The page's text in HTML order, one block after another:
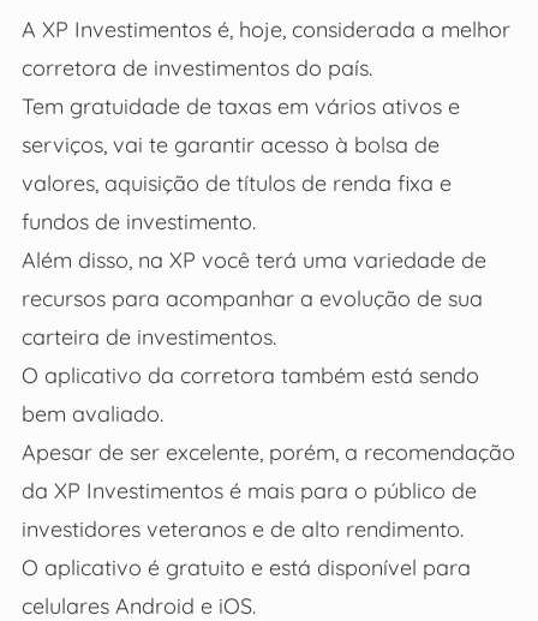
A XP Investimentos é, hoje, considerada a melhor
corretora de investimentos do país.
Tem gratuidade de taxas em vários ativos e
serviços, vai te garantir acesso à bolsa de
valores, aquisição de títulos de renda fixa e
fundos de investimento.
Além disso, na XP você terá uma variedade de
recursos para acompanhar a evolução de sua
carteira de investimentos.
O aplicativo da corretora também está sendo
bem avaliado.
Apesar de ser excelente, porém, a recomendação
da XP Investimentos é mais para o público de
investidores veteranos e de alto rendimento.
O aplicativo é gratuito e está disponível para
celulares Android e iOS.